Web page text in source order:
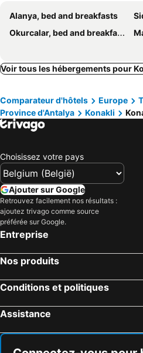
Alanya, bed and breakfasts
Okurcalar, bed and breakfasts
Voir tous les hébergements pour
Comparateur d'hôtels Europe
Province d'Antalya
Konakli
Choisissez votre pays
Ajouter sur Google
Retrouvez facilement nos résultats :
ajoutez trivago comme source
préférée sur Google.
Entreprise
Nos produits
Conditions et politiques
Assistance